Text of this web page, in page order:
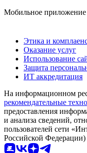
Мобильное приложение
Этика и
Оказание услуг
Использование
Защита
ИТ аккредитация
На информационном
рекомендательные
предоставления
и анализа сведений,
пользователей сети
Российской Федерации)